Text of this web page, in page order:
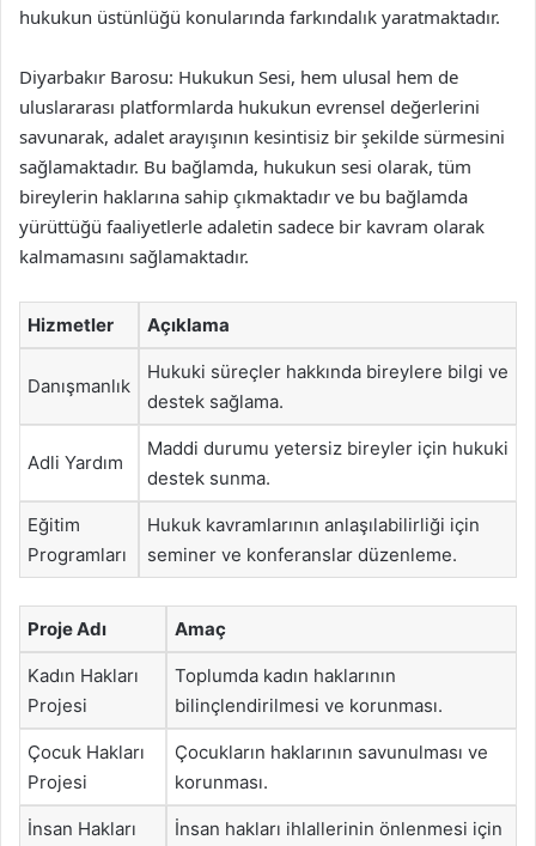
hukukun üstünlüğü konularında farkındalık yaratmaktadır.
Diyarbakır Barosu: Hukukun Sesi, hem ulusal hem de
uluslararası platformlarda hukukun evrensel değerlerini
savunarak, adalet arayışının kesintisiz bir şekilde sürmesini
sağlamaktadır. Bu bağlamda, hukukun sesi olarak, tüm
bireylerin haklarına sahip çıkmaktadır ve bu bağlamda
yürüttüğü faaliyetlerle adaletin sadece bir kavram olarak
kalmamasını sağlamaktadır.
Hizmetler Açıklama
Danışmanlık
Hukuki süreçler hakkında bireylere bilgi ve
destek sağlama.
Adli Yardım
Maddi durumu yetersiz bireyler için hukuki
destek sunma.
Eğitim
Programları
Hukuk kavramlarının anlaşılabilirliği için
seminer ve konferanslar düzenleme.
Proje Adı Amaç
Kadın Hakları
Projesi
Toplumda kadın haklarının
bilinçlendirilmesi ve korunması.
Çocuk Hakları
Projesi
Çocukların haklarının savunulması ve
korunması.
İnsan Hakları
İnsan hakları ihlallerinin önlenmesi için